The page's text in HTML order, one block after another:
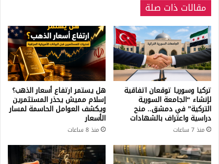
مقالات ذات صلة
تركيا وسوريا توقعان اتفاقية
لإنشاء “الجامعة السورية
التركية” في دمشق.. منح
دراسية واعتراف بالشهادات
منذ 7 ساعات
هل يستمر ارتفاع أسعار الذهب؟
إسلام مميش يحذر المستثمرين
ويكشف العوامل الحاسمة لمسار
الأسعار
منذ 8 ساعات